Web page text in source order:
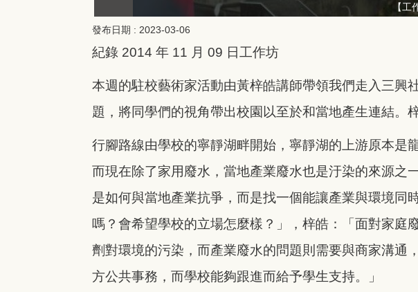
【
發布日期 : 2023-03-06
紀錄 2014 年 11 月 09 日工作坊
本週的駐校藝術家活動由黃梓皓講師帶領我們走入三興
題，將同學們的視角帶出校園以至於和當地產生連結。
行腳路線由學校的寧靜湖畔開始，寧靜湖的上游原本是
而現在除了家用廢水，當地產業廢水也是汙染的來源之
是如何與當地產業抗爭，而是找一個能讓產業與環境
嗎？會希望學校的立場怎麼樣？」，梓皓：「面對家
劑對環境的污染，而產業廢水的問題則需要與商家溝通
方公共事務，而學校能夠跟進而給予學生支持。」